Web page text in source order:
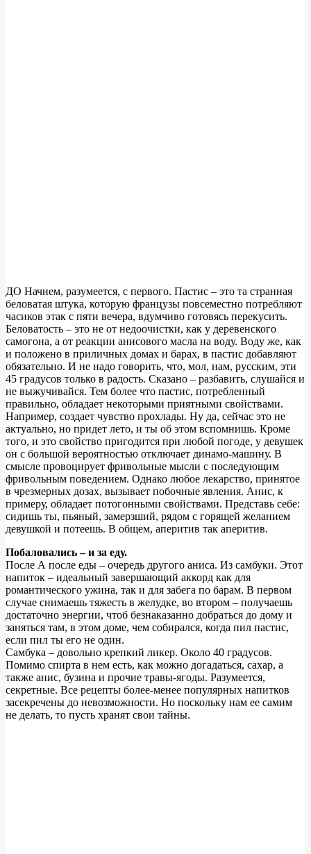
ДО Начнем, разумеется, с первого. Пастис – это та странная
беловатая штука, которую французы повсеместно потребляют
часиков этак с пяти вечера, вдумчиво готовясь перекусить.
Беловатость – это не от недоочистки, как у деревенского
самогона, а от реакции анисового масла на воду. Воду же, как
и положено в приличных домах и барах, в пастис добавляют
обязательно. И не надо говорить, что, мол, нам, русским, эти
45 градусов только в радость. Сказано – разбавить, слушайся и
не выжучивайся. Тем более что пастис, потребленный
правильно, обладает некоторыми приятными свойствами.
Например, создает чувство прохлады. Ну да, сейчас это не
актуально, но придет лето, и ты об этом вспомнишь. Кроме
того, и это свойство пригодится при любой погоде, у девушек
он с большой вероятностью отключает динамо-машину. В
смысле провоцирует фривольные мысли с последующим
фривольным поведением. Однако любое лекарство, принятое
в чрезмерных дозах, вызывает побочные явления. Анис, к
примеру, обладает потогонными свойствами. Представь себе:
сидишь ты, пьяный, замерзший, рядом с горящей желанием
девушкой и потеешь. В общем, аперитив так аперитив.
Побаловались – и за еду.
После А после еды – очередь другого аниса. Из самбуки. Этот
напиток – идеальный завершающий аккорд как для
романтического ужина, так и для забега по барам. В первом
случае снимаешь тяжесть в желудке, во втором – получаешь
достаточно энергии, чтоб безнаказанно добраться до дому и
заняться там, в этом доме, чем собирался, когда пил пастис,
если пил ты его не один.
Самбука – довольно крепкий ликер. Около 40 градусов.
Помимо спирта в нем есть, как можно догадаться, сахар, а
также анис, бузина и прочие травы-ягоды. Разумеется,
секретные. Все рецепты более-менее популярных напитков
засекречены до невозможности. Но поскольку нам ее самим
не делать, то пусть хранят свои тайны.